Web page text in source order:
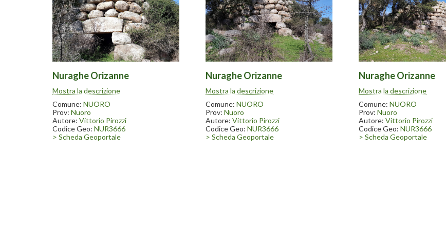
Nuraghe Orizanne
della strada da Nuoro per Bitti. Come
altri nuraghi è presente una grande
quercia all’interno della tholos franata
Mostra la descrizione
Comune: NUORO
Prov: Nuoro
Autore: Vittorio Pirozzi
Codice Geo: NUR3666
> Scheda Geoportale
Nuraghe Orizanne
della strada da Nuoro per Bitti. Come
altri nuraghi è presente una grande
quercia all’interno della tholos franata
Mostra la descrizione
Comune: NUORO
Prov: Nuoro
Autore: Vittorio Pirozzi
Codice Geo: NUR3666
> Scheda Geoportale
Nuraghe Orizanne
della strada da Nuoro per
altri nuraghi è presente una
quercia all’interno della
Mostra la descrizione
Comune: NUORO
Prov: Nuoro
Autore: Vittorio Pirozzi
Codice Geo: NUR3666
> Scheda Geoportale